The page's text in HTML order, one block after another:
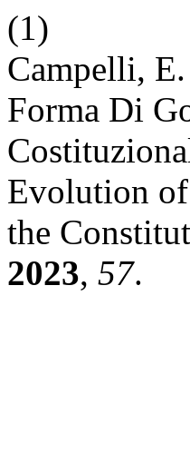
(1)
Campelli,
Forma Di
Evolution
the
2023, 57.